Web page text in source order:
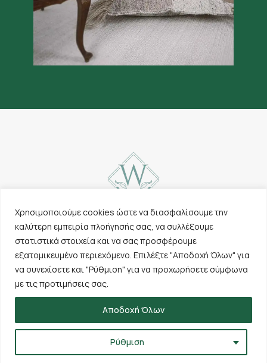
Χρησιμοποιούμε cookies ώστε να διασφαλίσουμε την
καλύτερη εμπειρία πλοήγησής σας, να συλλέξουμε
στατιστικά στοιχεία και να σας προσφέρουμε
εξατομικευμένο περιεχόμενο. Επιλέξτε "Αποδοχή Όλων" για
να συνεχίσετε και "Ρύθμιση" για να προχωρήσετε σύμφωνα
με τις προτιμήσεις σας.
Ρύθμιση
Αποδοχή Όλων
Carpets
Other products
The company
Sales points
Contact
Cookies & Privacy
Policy
Terms of use
Woolstone © 2026 | All Rights Reserved